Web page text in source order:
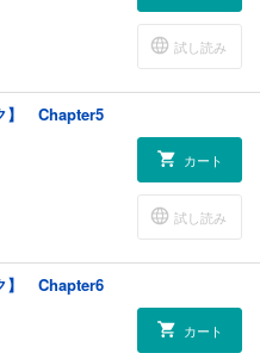
試し読み
】 Chapter5
カート
試し読み
】 Chapter6
カート